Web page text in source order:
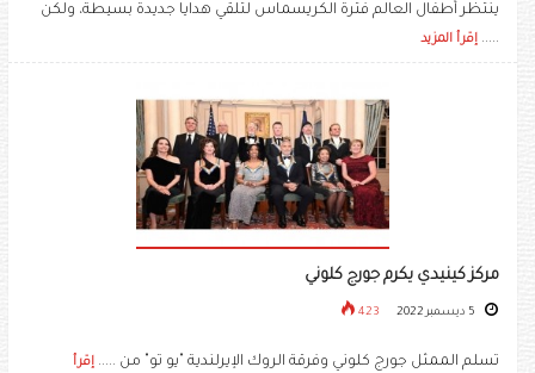
ينتظر أطفال العالم فترة الكريسماس لتلقي هدايا جديدة بسيطة، ولكن
..... إقرأ المزيد
مركز كينيدي يكرم جورج كلوني
423
تسلم الممثل جورج كلوني وفرقة الروك الإيرلندية "يو تو" من ..... إقرأ